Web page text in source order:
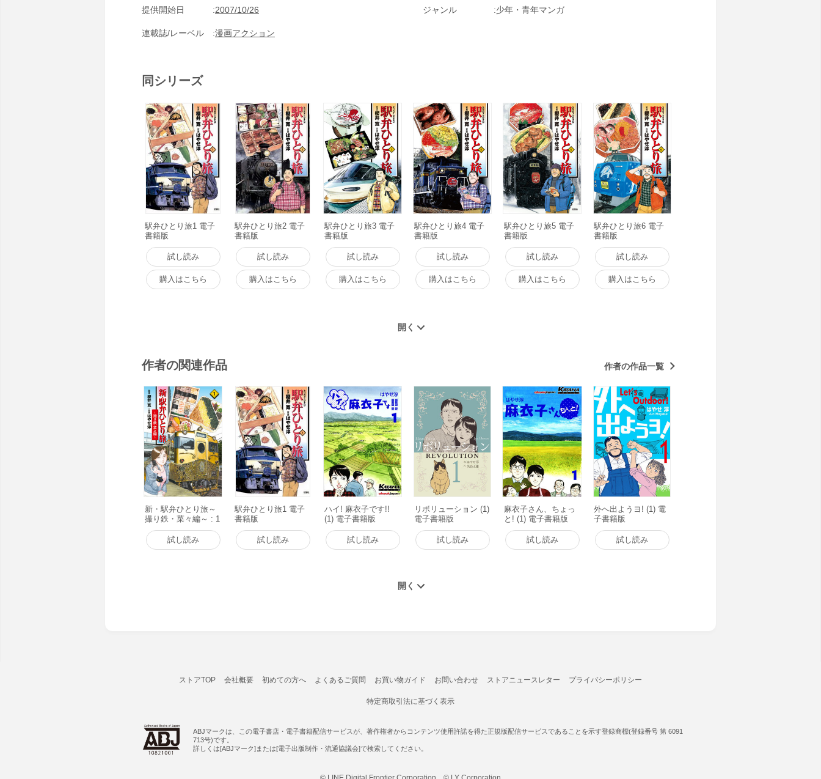
提供開始日 2007/10/26 ジャンル 少年・青年マンガ
連載誌/レーベル 漫画アクション
同シリーズ
駅弁ひとり旅1 電子
書籍版
試し読み
購入はこちら
駅弁ひとり旅2 電子
書籍版
試し読み
購入はこちら
駅弁ひとり旅3 電子
書籍版
試し読み
購入はこちら
駅弁ひとり旅4 電子
書籍版
試し読み
購入はこちら
駅弁ひとり旅5 電子
書籍版
試し読み
購入はこちら
駅弁ひとり旅6 電子
書籍版
試し読み
購入はこちら
作者の関連作品 作者の作品一覧
新・駅弁ひとり旅～
撮り鉄・菜々編～ : 1
電子書籍版
試し読み
駅弁ひとり旅1 電子
書籍版
試し読み
ハイ! 麻衣子です!!
(1) 電子書籍版
試し読み
リボリューション (1)
電子書籍版
試し読み
麻衣子さん、ちょっ
と! (1) 電子書籍版
試し読み
外へ出ようヨ! (1) 電
子書籍版
試し読み
ストアTOP 会社概要 初めての方へ よくあるご質問 お買い物ガイド お問い合わせ ストアニュースレター プライバシーポリシー
特定商取引法に基づく表示
ABJマークは、この電子書店・電子書籍配信サービスが、著作権者からコンテンツ使用許諾を得た正規版配信サービスであることを示す登録商標(登録番号 第 6091
713号)です。
詳しくは[ABJマーク]または[電子出版制作・流通協議会]で検索してください。